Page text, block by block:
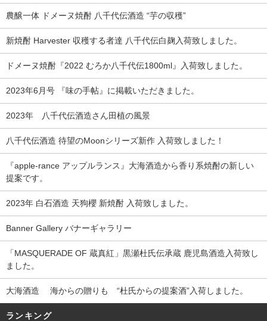
農醸一体 ドメーヌ焼酎 八千代伝酒造 “芋の収穫”
新焼酎 Harvester 収穫する者達 八千代伝白麹入荷致しました。
ドメーヌ焼酎『2022 むろか八千代伝1800ml』入荷致しました。
2023年6月号 『味の手帖』に掲載いただきました。
2023年 八千代伝酒造さん田植の風景
八千代伝酒造 待望のMoonシリーズ新作 入荷致しました！
『apple-rance アップルランス』大海酒造から香り系焼酎の新しい
提案です。
2023年 白石酒造 天狗櫻 新焼酎 入荷致しました。
Banner Gallery バナーギャラリー
「MASQUERADE OF 蔵真紅」黒瀬杜氏伝承蔵 鹿児島酒造入荷致し
ました。
大海酒造 海からの贈りも “杜氏からの提案酒”入荷しました。
ランキング